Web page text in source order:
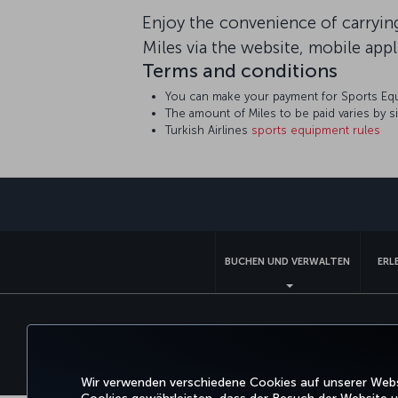
Wir verwenden verschiedene Cookies auf unserer
Enjoy the convenience of
Miles via the website, mobile
Terms and conditions
You can make your payment for Sports
The amount of Miles to be paid varies by
Turkish Airlines sports equipment rules
BUCHEN UND VERWALTEN